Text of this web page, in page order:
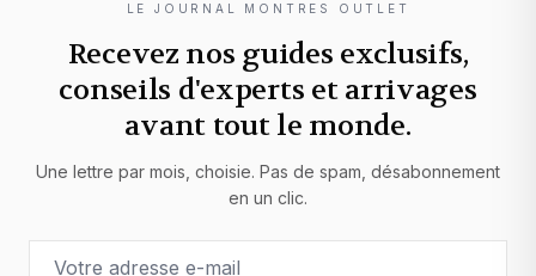
LE JOURNAL MONTRES OUTLET
Recevez nos guides exclusifs,
conseils d'experts et arrivages
avant tout le monde.
Une lettre par mois, choisie. Pas de spam, désabonnement
en un clic.